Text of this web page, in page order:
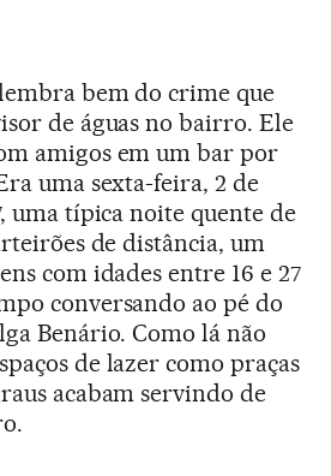
bem do crime que
de águas no bairro. Ele
amigos em um bar por
uma sexta-feira, 2 de
uma típica noite quente de
de distância, um
com idades entre 16 e 27
conversando ao pé do
Benário. Como lá não
de lazer como praças
acabam servindo de